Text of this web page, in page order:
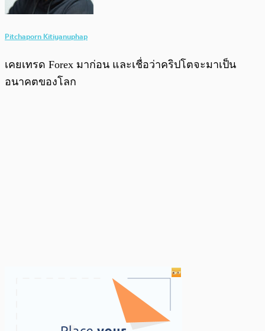
Pitchaporn Kitiyanuphap
เคยเทรด Forex มาก่อน และเชื่อว่าคริปโตจะมาเป็น
อนาคตของโลก